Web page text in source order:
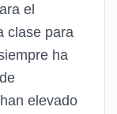
el
clase para
ha
elevado